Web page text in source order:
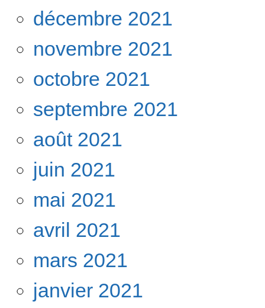
décembre 2021
novembre 2021
octobre 2021
septembre 2021
août 2021
juin 2021
mai 2021
avril 2021
mars 2021
janvier 2021